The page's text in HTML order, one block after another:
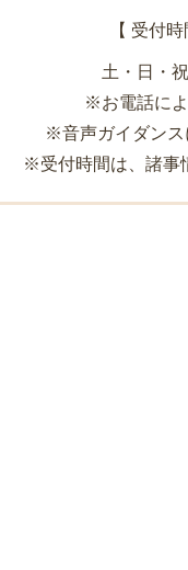
【 受付
土・日・
※お電話に
※音声ガイダンス
※受付時間は、諸事